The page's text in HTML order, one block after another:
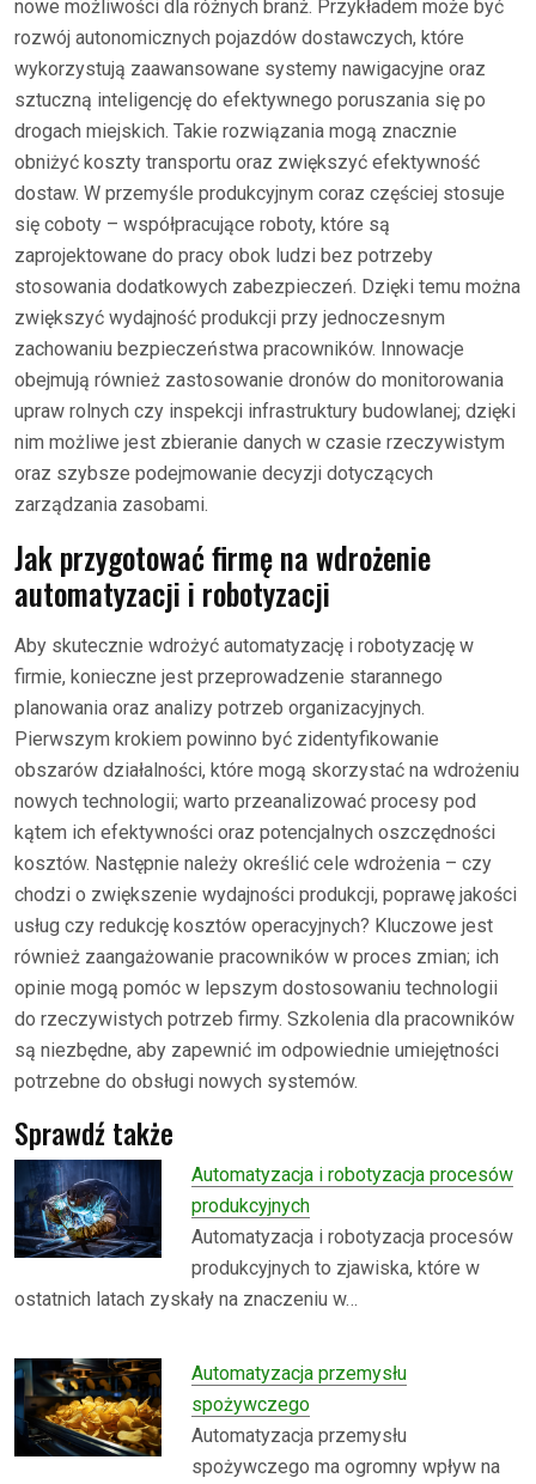
nowe możliwości dla różnych branż. Przykładem może być
rozwój autonomicznych pojazdów dostawczych, które
wykorzystują zaawansowane systemy nawigacyjne oraz
sztuczną inteligencję do efektywnego poruszania się po
drogach miejskich. Takie rozwiązania mogą znacznie
obniżyć koszty transportu oraz zwiększyć efektywność
dostaw. W przemyśle produkcyjnym coraz częściej stosuje
się coboty – współpracujące roboty, które są
zaprojektowane do pracy obok ludzi bez potrzeby
stosowania dodatkowych zabezpieczeń. Dzięki temu można
zwiększyć wydajność produkcji przy jednoczesnym
zachowaniu bezpieczeństwa pracowników. Innowacje
obejmują również zastosowanie dronów do monitorowania
upraw rolnych czy inspekcji infrastruktury budowlanej; dzięki
nim możliwe jest zbieranie danych w czasie rzeczywistym
oraz szybsze podejmowanie decyzji dotyczących
zarządzania zasobami.
Jak przygotować firmę na wdrożenie
automatyzacji i robotyzacji
Aby skutecznie wdrożyć automatyzację i robotyzację w
firmie, konieczne jest przeprowadzenie starannego
planowania oraz analizy potrzeb organizacyjnych.
Pierwszym krokiem powinno być zidentyfikowanie
obszarów działalności, które mogą skorzystać na wdrożeniu
nowych technologii; warto przeanalizować procesy pod
kątem ich efektywności oraz potencjalnych oszczędności
kosztów. Następnie należy określić cele wdrożenia – czy
chodzi o zwiększenie wydajności produkcji, poprawę jakości
usług czy redukcję kosztów operacyjnych? Kluczowe jest
również zaangażowanie pracowników w proces zmian; ich
opinie mogą pomóc w lepszym dostosowaniu technologii
do rzeczywistych potrzeb firmy. Szkolenia dla pracowników
są niezbędne, aby zapewnić im odpowiednie umiejętności
potrzebne do obsługi nowych systemów.
Sprawdź także
Automatyzacja i robotyzacja procesów
produkcyjnych
Automatyzacja i robotyzacja procesów
produkcyjnych to zjawiska, które w
ostatnich latach zyskały na znaczeniu w…
Automatyzacja przemysłu
spożywczego
Automatyzacja przemysłu
spożywczego ma ogromny wpływ na